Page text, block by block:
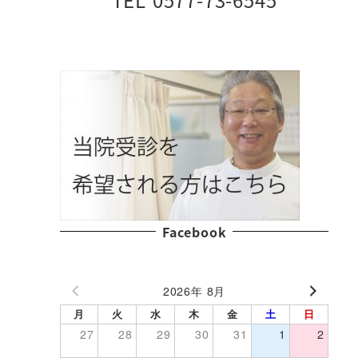
Facebook
2026年 8月
月 火 水 木 金 土 日
27 28 29 30 31 1 2